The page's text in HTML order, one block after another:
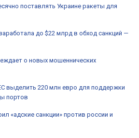
поставлять Украине ракеты для
до $22 млрд в обход санкций —
о новых мошеннических
выделить 220 млн евро для поддержки
портов
«адские санкции» против россии и